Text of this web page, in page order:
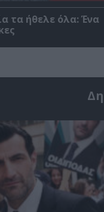
τα ήθελε όλα: Ένα